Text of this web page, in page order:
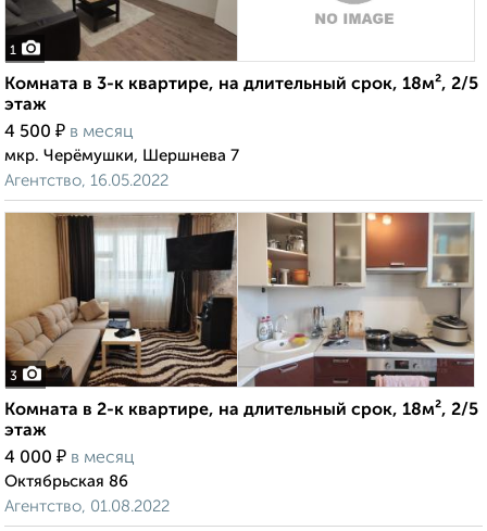
1
Комната в 3-к квартире, на длительный срок, 18м², 2/5
этаж
4 500 ₽ в месяц
мкр. Черёмушки, Шершнева 7
Агентство, 16.05.2022
3
Комната в 2-к квартире, на длительный срок, 18м², 2/5
этаж
4 000 ₽ в месяц
Октябрьская 86
Агентство, 01.08.2022